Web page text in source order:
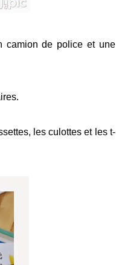
camion de police et une
les culottes et les t-